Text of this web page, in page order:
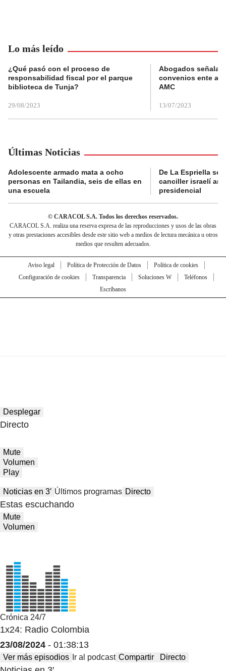
Lo más leído
¿Qué pasó con el proceso de
responsabilidad fiscal por el parque
biblioteca de Tunja?
29/08/2023
Abogados
convenios ente
AMC
13/07/2023
Últimas Noticias
Adolescente armado mata a ocho
personas en Tailandia, seis de ellas en
una escuela
De La Espriella se
canciller israelí
presidencial
© CARACOL S.A. Todos los derechos reservados.
CARACOL S.A. realiza una reserva expresa de las reproducciones y usos de las obras
y otras prestaciones accesibles desde este sitio web a medios de lectura mecánica u otros
medios que resulten adecuados.
Aviso legal Política de Protección de Datos
Política de cookies
Configuración de cookies
Transparencia Soluciones W
Teléfonos
Escríbanos
Desplegar
Directo
Mute
Volumen
Play
Noticias en 3′ Últimos programas Directo
Estas escuchando
Mute
Volumen
Crónica 24/7
1x24: Radio Colombia
23/08/2024 - 01:38:13
Ver más episodios Ir al podcast Compartir Directo